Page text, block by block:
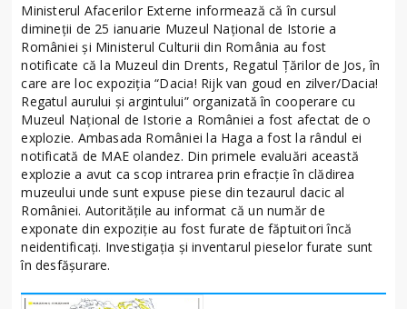
Ministerul Afacerilor Externe informează că în cursul
dimineții de 25 ianuarie Muzeul Național de Istorie a
României și Ministerul Culturii din România au fost
notificate că la Muzeul din Drents, Regatul Țărilor de Jos, în
care are loc expoziția “Dacia! Rijk van goud en zilver/Dacia!
Regatul aurului și argintului” organizată în cooperare cu
Muzeul Național de Istorie a României a fost afectat de o
explozie. Ambasada României la Haga a fost la rândul ei
notificată de MAE olandez. Din primele evaluări această
explozie a avut ca scop intrarea prin efracție în clădirea
muzeului unde sunt expuse piese din tezaurul dacic al
României. Autoritățile au informat că un număr de
exponate din expoziție au fost furate de făptuitori încă
neidentificați. Investigația și inventarul pieselor furate sunt
în desfășurare.